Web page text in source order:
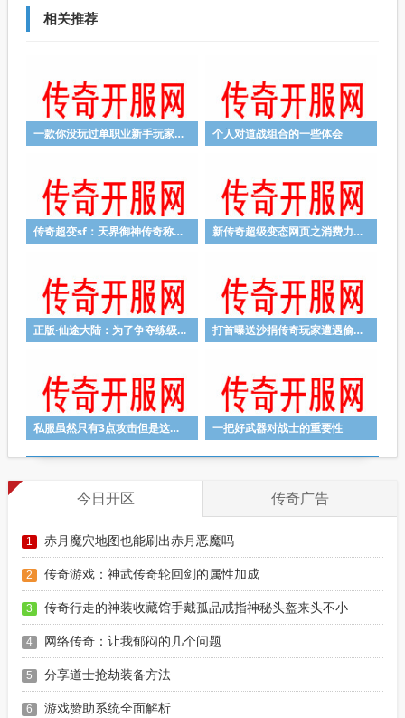
相关推荐
一款你没玩过单职业新手玩家如何发育 个人对道战组合的一些体会
传奇超变sf：天界御神传奇称号如何晋升 新传奇超级变态网页之消费力攻略必须出么因何没
正版·仙途大陆：为了争夺练级地盘之PK大战 打首曝送沙捐传奇玩家遭遇偷袭需要注意什么？
私服虽然只有3点攻击但是这些装备仅此一件 一把好武器对战士的重要性
今日开区 传奇广告
1 赤月魔穴地图也能刷出赤月恶魔吗
2 传奇游戏：神武传奇轮回剑的属性加成
3 传奇行走的神装收藏馆手戴孤品戒指神秘头盔来头不小
4 网络传奇：让我郁闷的几个问题
5 分享道士抢劫装备方法
6 游戏赞助系统全面解析